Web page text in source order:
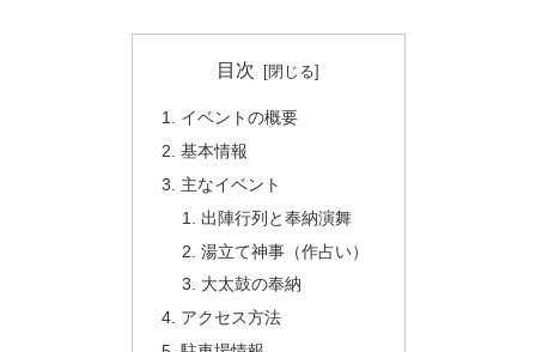
目次
イベントの概要
基本情報
主なイベント
出陣行列と奉納演舞
湯立て神事（作占い）
大太鼓の奉納
アクセス方法